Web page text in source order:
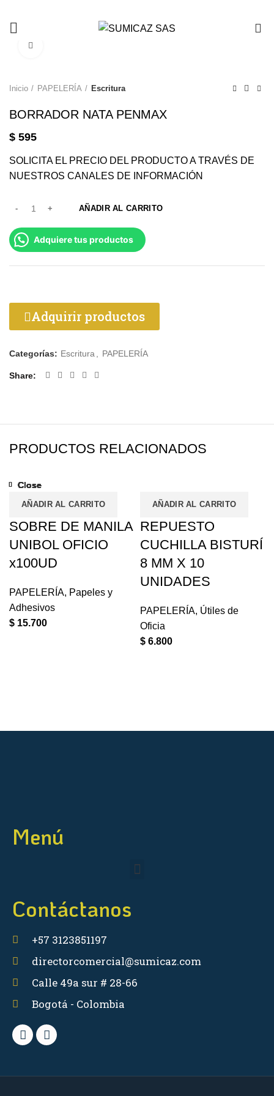
Inicio PAPELERÍA Escritura
BORRADOR NATA PENMAX
$ 595
SOLICITA EL PRECIO DEL PRODUCTO A TRAVÉS DE
NUESTROS CANALES DE INFORMACIÓN
AÑADIR AL CARRITO
Adquiere tus productos
Adquirir productos
Categorías: Escritura PAPELERÍA
Share
PRODUCTOS RELACIONADOS
AÑADIR AL CARRITO
Close
SOBRE DE MANILA
UNIBOL OFICIO
x100UD
PAPELERÍA, Papeles y
Adhesivos
$ 15.700
AÑADIR AL CARRITO
Close
REPUESTO
CUCHILLA BISTURÍ
8 MM X 10
UNIDADES
PAPELERÍA, Útiles de
Oficia
$ 6.800
Close
Close
Close
Close
Close
Close
Menú
Contáctanos
+57 3123851197
directorcomercial@sumicaz.com
Calle 49a sur # 28-66
Bogotá - Colombia